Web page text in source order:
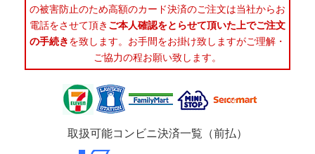
の被害防止のため高額のカード決済のご注文は当社からお
電話をさせて頂き ご本人確認をとらせて頂いた上でご注文
の手続きを致します。お手間をお掛け致しますがご理解・
ご協力の程お願い致します。
取扱可能コンビニ決済一覧（前払）